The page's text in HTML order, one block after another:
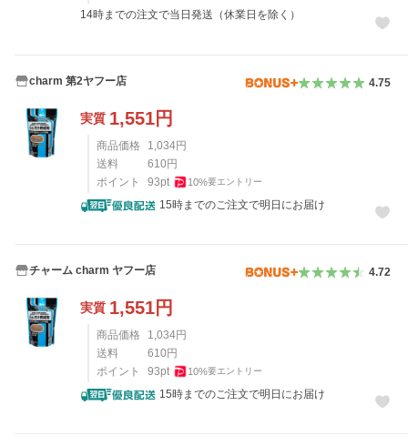
14時までの注文で当日発送（休業日を除く）
charm 第2ヤフー店 4.75
実質 1,551円
商品価格 1,034円
送料
610 円
ポイント
93pt 10%要エントリー
15時までのご注文で明日にお届け
チャーム charm ヤフー店 4.72
実質 1,551円
商品価格 1,034円
送料
610 円
ポイント
93pt 10%要エントリー
15時までのご注文で明日にお届け